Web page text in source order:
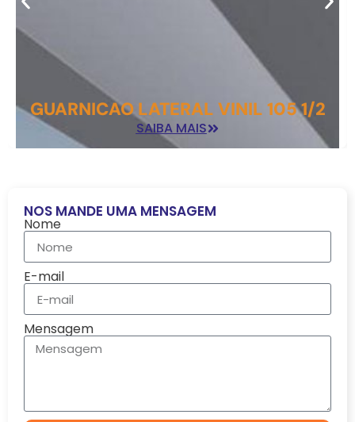
GUARNICAO LATERAL VINIL 105 1/2
SAIBA MAIS
NOS MANDE UMA MENSAGEM
Nome
E-mail
Mensagem